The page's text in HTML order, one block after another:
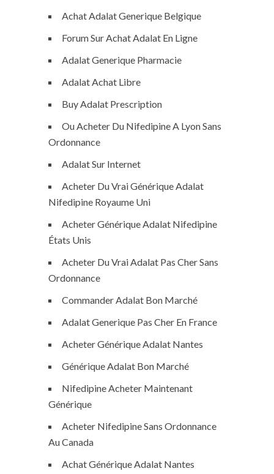
Achat Adalat Generique Belgique
Forum Sur Achat Adalat En Ligne
Adalat Generique Pharmacie
Adalat Achat Libre
Buy Adalat Prescription
Ou Acheter Du Nifedipine A Lyon Sans
Ordonnance
Adalat Sur Internet
Acheter Du Vrai Générique Adalat
Nifedipine Royaume Uni
Acheter Générique Adalat Nifedipine
États Unis
Acheter Du Vrai Adalat Pas Cher Sans
Ordonnance
Commander Adalat Bon Marché
Adalat Generique Pas Cher En France
Acheter Générique Adalat Nantes
Générique Adalat Bon Marché
Nifedipine Acheter Maintenant
Générique
Acheter Nifedipine Sans Ordonnance
Au Canada
Achat Générique Adalat Nantes